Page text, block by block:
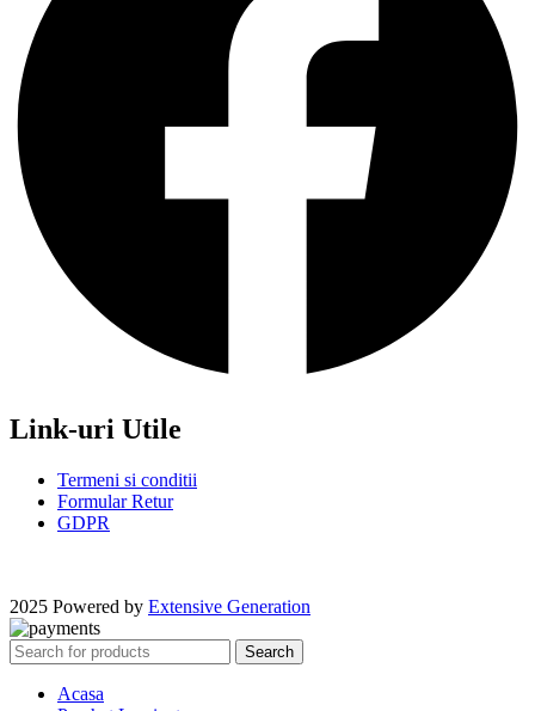
Link-uri Utile
Termeni si conditii
Formular Retur
GDPR
2025 Powered by Extensive Generation
Search
Acasa